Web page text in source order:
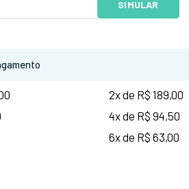
2x de R$ 189,00
4x de R$ 94,50
6x de R$ 63,00